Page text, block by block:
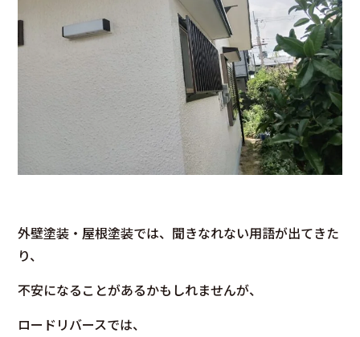
外壁塗装・屋根塗装では、聞きなれない用語が出てきた
り、
不安になることがあるかもしれませんが、
ロードリバースでは、